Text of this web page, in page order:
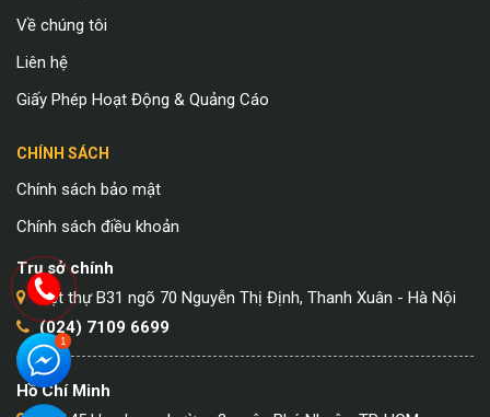
Về chúng tôi
Liên hệ
Giấy Phép Hoạt Động & Quảng Cáo
CHÍNH SÁCH
Chính sách bảo mật
Chính sách điều khoản
Trụ sở chính
Biệt thự B31 ngõ 70 Nguyễn Thị Định, Thanh Xuân - Hà Nội
(024) 7109 6699
Hồ Chí Minh